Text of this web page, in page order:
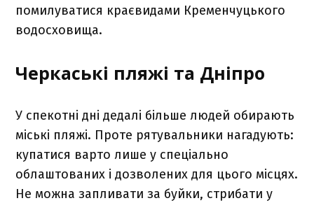
помилуватися краєвидами Кременчуцького
водосховища.
Черкаські пляжі та Дніпро
У спекотні дні дедалі більше людей обирають
міські пляжі. Проте рятувальники нагадують:
купатися варто лише у спеціально
облаштованих і дозволених для цього місцях.
Не можна запливати за буйки, стрибати у